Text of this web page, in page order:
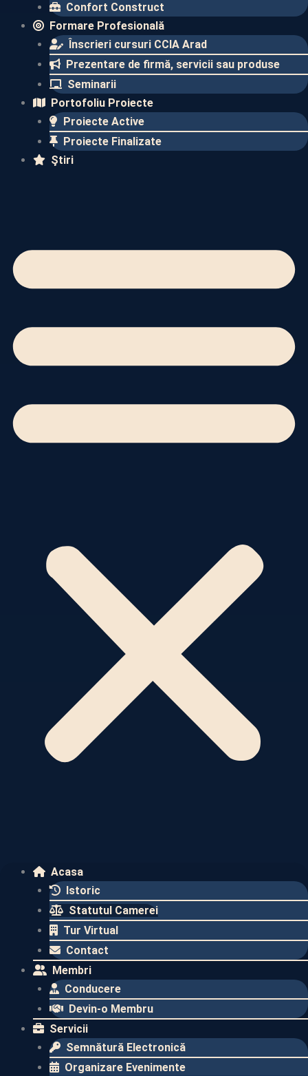
Confort Construct
Formare Profesională
Înscrieri cursuri CCIA Arad
Prezentare de firmă, servicii sau produse
Seminarii
Portofoliu Proiecte
Proiecte Active
Proiecte Finalizate​
Ştiri
Acasa
Istoric
Statutul Camerei
Tur Virtual
Contact
Membri
Conducere
Devin-o Membru
Servicii
Semnătură Electronică
Organizare Evenimente